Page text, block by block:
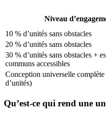
Niveau
10 % d’unités sans obstacles
20 % d’unités sans obstacles
30 % d’unités sans obstacles +
communs accessibles
Conception universelle
d’unités)
Qu’est-ce qui rend une